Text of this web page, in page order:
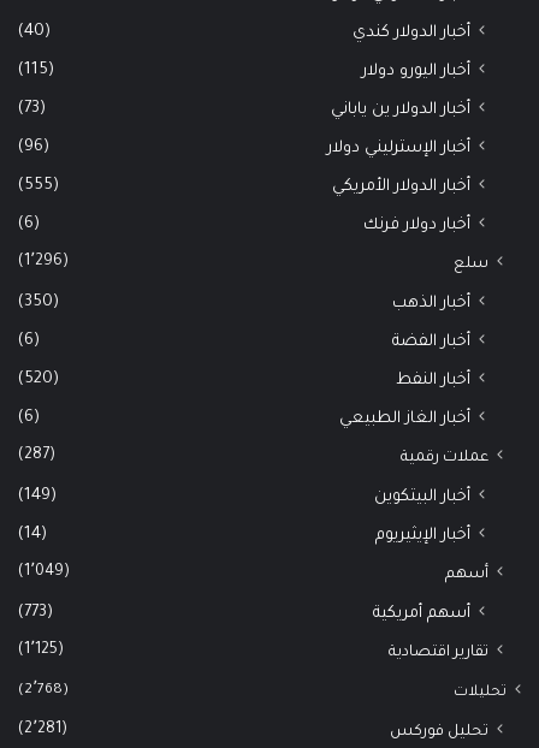
أخبار الدولار كندي (40)
أخبار اليورو دولار (115)
أخبار الدولار ين ياباني (73)
أخبار الإسترليني دولار (96)
أخبار الدولار الأمريكي (555)
أخبار دولار فرنك (6)
سلع (1٬296)
أخبار الذهب (350)
أخبار الفضة (6)
أخبار النفط (520)
أخبار الغاز الطبيعي (6)
عملات رقمية (287)
أخبار البيتكوين (149)
أخبار الإيثيريوم (14)
أسهم (1٬049)
أسهم أمريكية (773)
تقارير اقتصادية (1٬125)
تحليلات (2٬768)
تحليل فوركس (2٬281)